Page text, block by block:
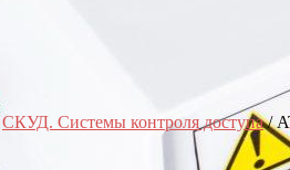
СКУД. Системы контроля доступа/